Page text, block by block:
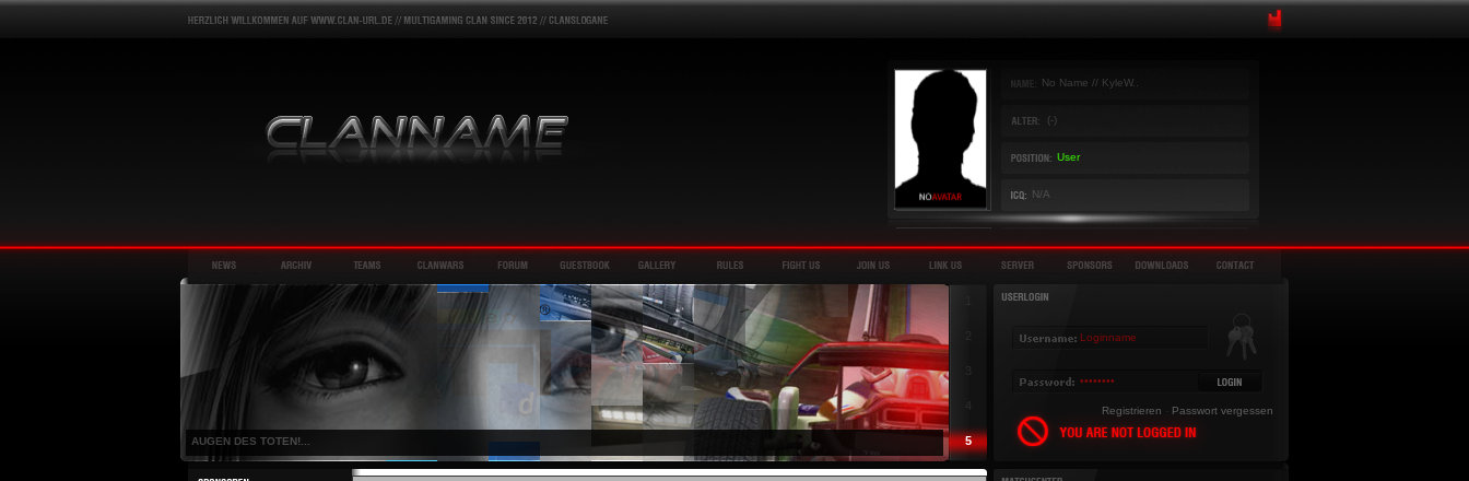
No Name // KyleW..
(-)
User
N/A
AUGEN DES TOTEN!...
3
4
5
Registrieren Passwort vergessen